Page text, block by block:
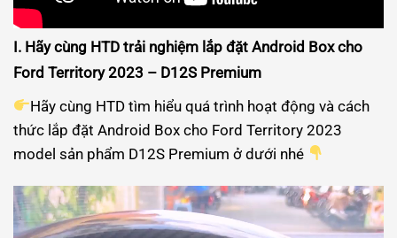
I. Hãy cùng HTD trải nghiệm lắp đặt Android Box cho
Ford Territory 2023 – D12S Premium
Hãy cùng HTD tìm hiểu quá trình hoạt động và cách
thức lắp đặt Android Box cho Ford Territory 2023
model sản phẩm D12S Premium ở dưới nhé
Trình
chơi